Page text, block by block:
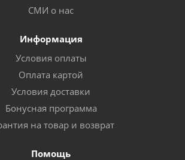
СМИ о нас
Информация
Условия оплаты
Оплата картой
Условия доставки
Бонусная программа
на товар и возврат
Помощь